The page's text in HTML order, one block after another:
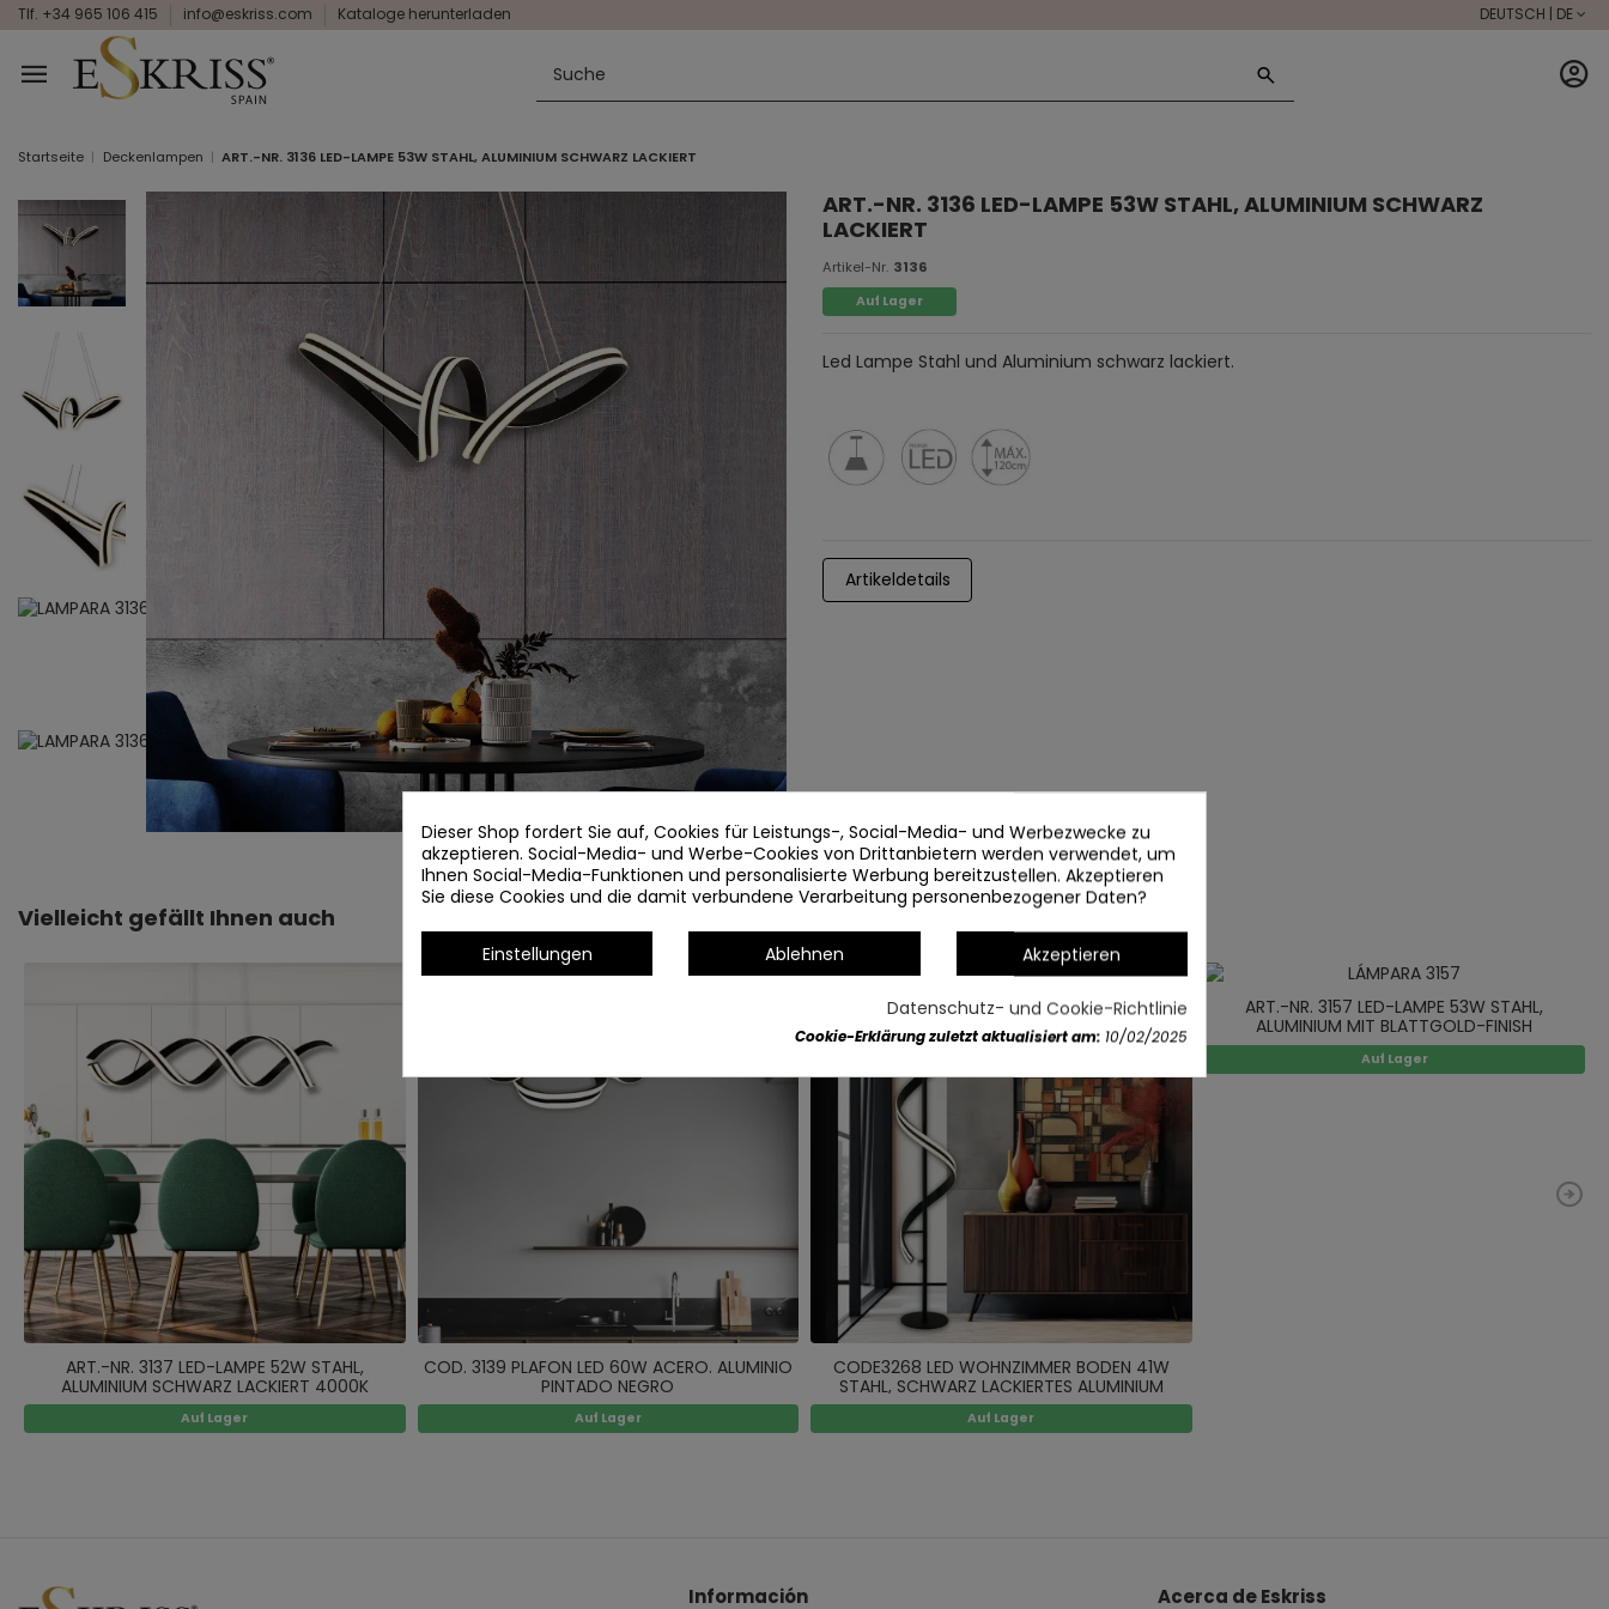
Tlf. +34 965 106 415 info@eskriss.com Kataloge herunterladen DEUTSCH | DE
Startseite Deckenlampen ART.-NR. 3136 LED-LAMPE 53W STAHL, ALUMINIUM SCHWARZ LACKIERT
ART.-NR. 3136 LED-LAMPE 53W STAHL, ALUMINIUM SCHWARZ
LACKIERT
Artikel-Nr. 3136
Auf Lager
Led Lampe Stahl und Aluminium schwarz lackiert.
Artikeldetails
Vielleicht gefällt Ihnen auch
ART.-NR. 3137 LED-LAMPE 52W STAHL,
ALUMINIUM SCHWARZ LACKIERT 4000K
Auf Lager
COD. 3139 PLAFON LED 60W ACERO. ALUMINIO
PINTADO NEGRO
Auf Lager
CODE3268 LED WOHNZIMMER BODEN 41W
STAHL, SCHWARZ LACKIERTES ALUMINIUM
Auf Lager
ART.-NR. 3157 LED-LAMPE 53W STAHL,
ALUMINIUM MIT BLATTGOLD-FINISH
Auf Lager
Información Acerca de Eskriss
Dieser Shop fordert Sie auf, Cookies für Leistungs-, Social-Media- und Werbezwecke zu
akzeptieren. Social-Media- und Werbe-Cookies von Drittanbietern werden verwendet, um
Ihnen Social-Media-Funktionen und personalisierte Werbung bereitzustellen. Akzeptieren
Sie diese Cookies und die damit verbundene Verarbeitung personenbezogener Daten?
Einstellungen Ablehnen Akzeptieren
Datenschutz- und Cookie-Richtlinie
Cookie-Erklärung zuletzt aktualisiert am: 10/02/2025